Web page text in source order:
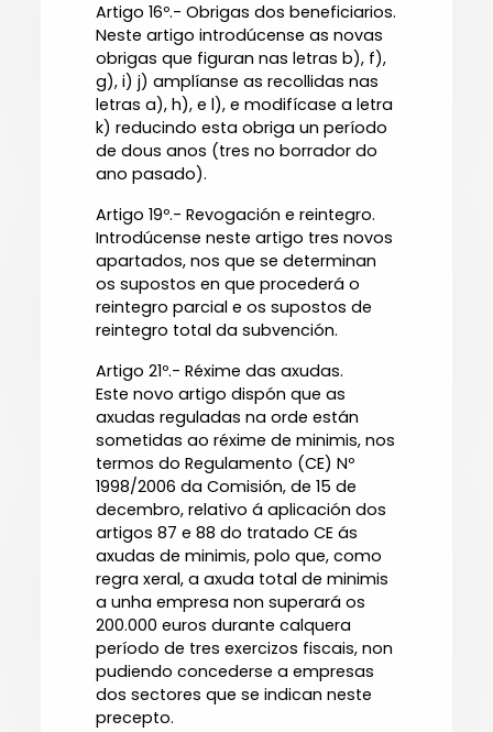
Artigo 16º.- Obrigas dos beneficiarios.
Neste artigo introdúcense as novas
obrigas que figuran nas letras b), f),
g), i) j) amplíanse as recollidas nas
letras a), h), e l), e modifícase a letra
k) reducindo esta obriga un período
de dous anos (tres no borrador do
ano pasado).
Artigo 19º.- Revogación e reintegro.
Introdúcense neste artigo tres novos
apartados, nos que se determinan
os supostos en que procederá o
reintegro parcial e os supostos de
reintegro total da subvención.
Artigo 21º.- Réxime das axudas.
Este novo artigo dispón que as
axudas reguladas na orde están
sometidas ao réxime de minimis, nos
termos do Regulamento (CE) Nº
1998/2006 da Comisión, de 15 de
decembro, relativo á aplicación dos
artigos 87 e 88 do tratado CE ás
axudas de minimis, polo que, como
regra xeral, a axuda total de minimis
a unha empresa non superará os
200.000 euros durante calquera
período de tres exercizos fiscais, non
pudiendo concederse a empresas
dos sectores que se indican neste
precepto.